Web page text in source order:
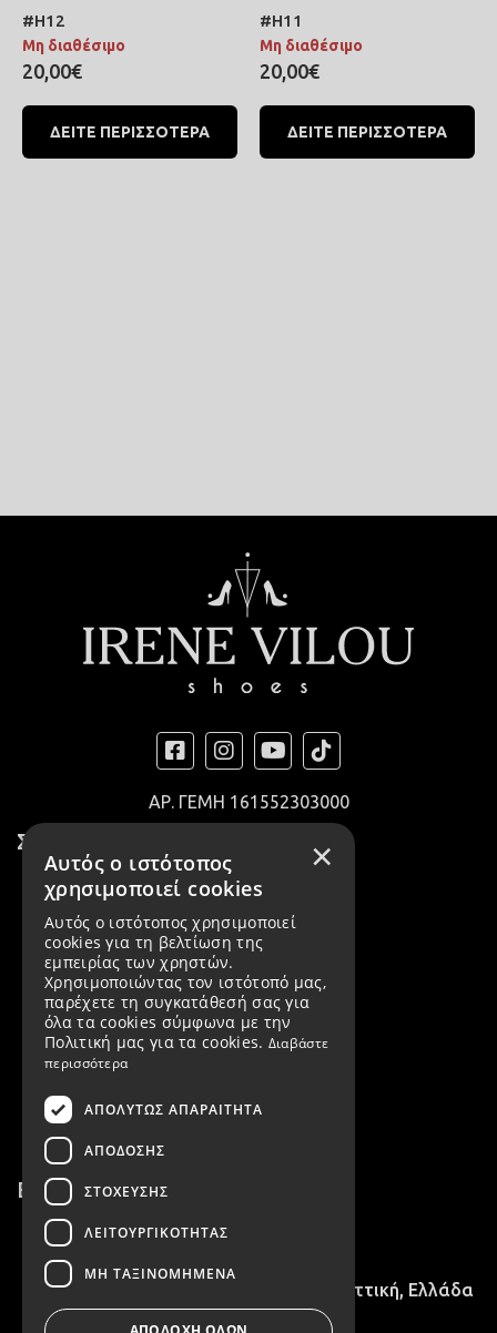
#H12
Μη διαθέσιμο
20,00€
ΔΕΙΤΕ ΠΕΡΙΣΣΟΤΕΡΑ
#H11
Μη διαθέσιμο
20,00€
ΔΕΙΤΕ ΠΕΡΙΣΣΟΤΕΡΑ
ΑΡ. ΓΕΜΗ 161552303000
Σύνδεσμοι
Τρόποι πληρωμής
Τρόποι αποστολής
Αλλαγές / Επιστροφές
Εταιρεία
Όροι χρήσης
Πολιτική Απορρήτου & GDPR
Επικοινωνία
2102716758
28ης Οκτωβρίου 15, Νέα Ιωνία, Αττική, Ελλάδα
×
Αυτός ο ιστότοπος
χρησιμοποιεί cookies
Αυτός ο ιστότοπος χρησιμοποιεί
cookies για τη βελτίωση της
εμπειρίας των χρηστών.
Χρησιμοποιώντας τον ιστότοπό μας,
παρέχετε τη συγκατάθεσή σας για
όλα τα cookies σύμφωνα με την
Πολιτική μας για τα cookies. Διαβάστε
περισσότερα
ΑΠΟΛΎΤΩΣ ΑΠΑΡΑΊΤΗΤΑ
ΑΠΌΔΟΣΗΣ
ΣΤΌΧΕΥΣΗΣ
ΛΕΙΤΟΥΡΓΙΚΌΤΗΤΑΣ
ΜΗ ΤΑΞΙΝΟΜΗΜΈΝΑ